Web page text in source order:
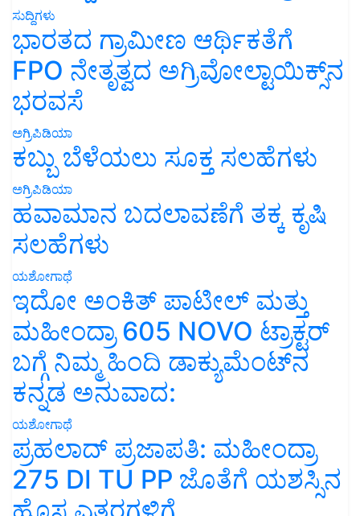
ಸುದ್ದಿಗಳು
ಭಾರತದ ಗ್ರಾಮೀಣ ಆರ್ಥಿಕತೆಗೆ
FPO ನೇತೃತ್ವದ ಅಗ್ರಿವೋಲ್ಟಾಯಿಕ್ಸ್‌ನ
ಭರವಸೆ
ಅಗ್ರಿಪಿಡಿಯಾ
ಕಬ್ಬು ಬೆಳೆಯಲು ಸೂಕ್ತ ಸಲಹೆಗಳು
ಅಗ್ರಿಪಿಡಿಯಾ
ಹವಾಮಾನ ಬದಲಾವಣೆಗೆ ತಕ್ಕ ಕೃಷಿ
ಸಲಹೆಗಳು
ಯಶೋಗಾಥೆ
ಇದೋ ಅಂಕಿತ್ ಪಾಟೀಲ್ ಮತ್ತು
ಮಹೀಂದ್ರಾ 605 NOVO ಟ್ರಾಕ್ಟರ್
ಬಗ್ಗೆ ನಿಮ್ಮ ಹಿಂದಿ ಡಾಕ್ಯುಮೆಂಟ್‌ನ
ಕನ್ನಡ ಅನುವಾದ:
ಯಶೋಗಾಥೆ
ಪ್ರಹಲಾದ್ ಪ್ರಜಾಪತಿ: ಮಹೀಂದ್ರಾ
275 DI TU PP ಜೊತೆಗೆ ಯಶಸ್ಸಿನ
ಹೊಸ ಎತ್ತರಗಳಿಗೆ